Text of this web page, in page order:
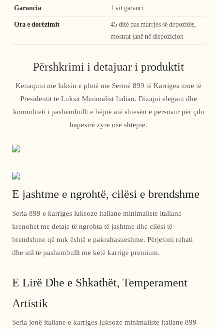
Garancia 1 vit garanci
Ora e dorëzimit
45 ditë pas marrjes së depozitës,
mostrat janë në dispozicion
Përshkrimi i detajuar i produktit
Kënaquni me luksin e plotë me Serinë 899 të Karriges tonë të
Presidentit të Luksit Minimalist Italian. Dizajni elegant dhe
komoditeti i pashembullt e bëjnë atë shtesën e përsosur për çdo
hapësirë ​​zyre ose shtëpie.
E jashtme e ngrohtë, cilësi e brendshme
Seria 899 e karriges luksoze italiane minimaliste italiane
krenohet me detaje të ngrohta të jashtme dhe cilësi të
brendshme që nuk është e pakrahasueshme. Përjetoni rehati
dhe stil të pashembullt me ​​këtë karrige premium.
E Lirë Dhe e Shkathët, Temperament
Artistik
Seria jonë italiane e karriges luksoze minimaliste italiane 899